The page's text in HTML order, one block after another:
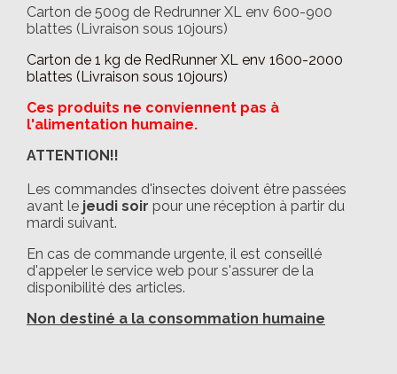
Carton de 500g de Redrunner XL env 600-900
blattes (Livraison sous 10jours)
Carton de 1 kg de RedRunner XL env 1600-2000
blattes (Livraison sous 10jours)
Ces produits ne conviennent pas à
l'alimentation humaine.
ATTENTION!!
Les commandes d'insectes doivent être passées
avant le jeudi soir pour une réception à partir du
mardi suivant.
En cas de commande urgente, il est conseillé
d'appeler le service web pour s'assurer de la
disponibilité des articles.
Non destiné a la consommation humaine